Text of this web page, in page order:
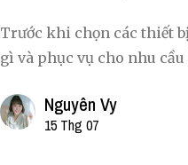
Trước khi chọn các thiết
gì và phục vụ cho nhu cầu
Nguyên Vy
15 Thg 07